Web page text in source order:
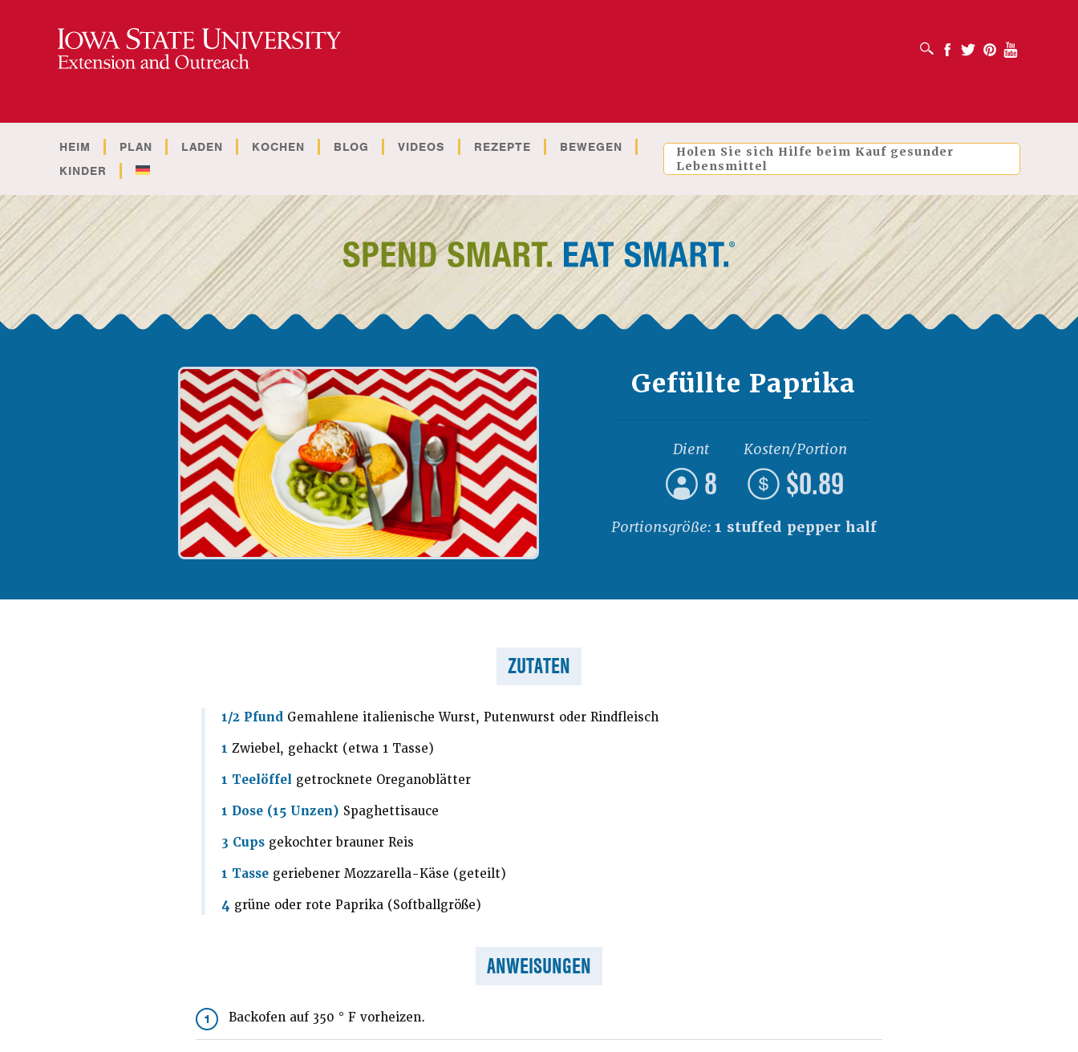
SUCHFELD ÖFFNENFacebook
Twitter PinterestYoutube
HEIM PLAN LADEN KOCHEN BLOG VIDEOS REZEPTE
BEWEGEN
KINDER
Holen Sie sich Hilfe beim Kauf gesunder
Lebensmittel
Gefüllte Paprika
Dient
8
Kosten/Portion
$0.89
Portionsgröße: 1 stuffed pepper half
ZUTATEN
1/2 Pfund Gemahlene italienische Wurst, Putenwurst oder Rindfleisch
1 Zwiebel, gehackt (etwa 1 Tasse)
1 Teelöffel getrocknete Oreganoblätter
1 Dose (15 Unzen) Spaghettisauce
3 Cups gekochter brauner Reis
1 Tasse geriebener Mozzarella-Käse (geteilt)
4 grüne oder rote Paprika (Softballgröße)
ANWEISUNGEN
1 Backofen auf 350 ° F vorheizen.